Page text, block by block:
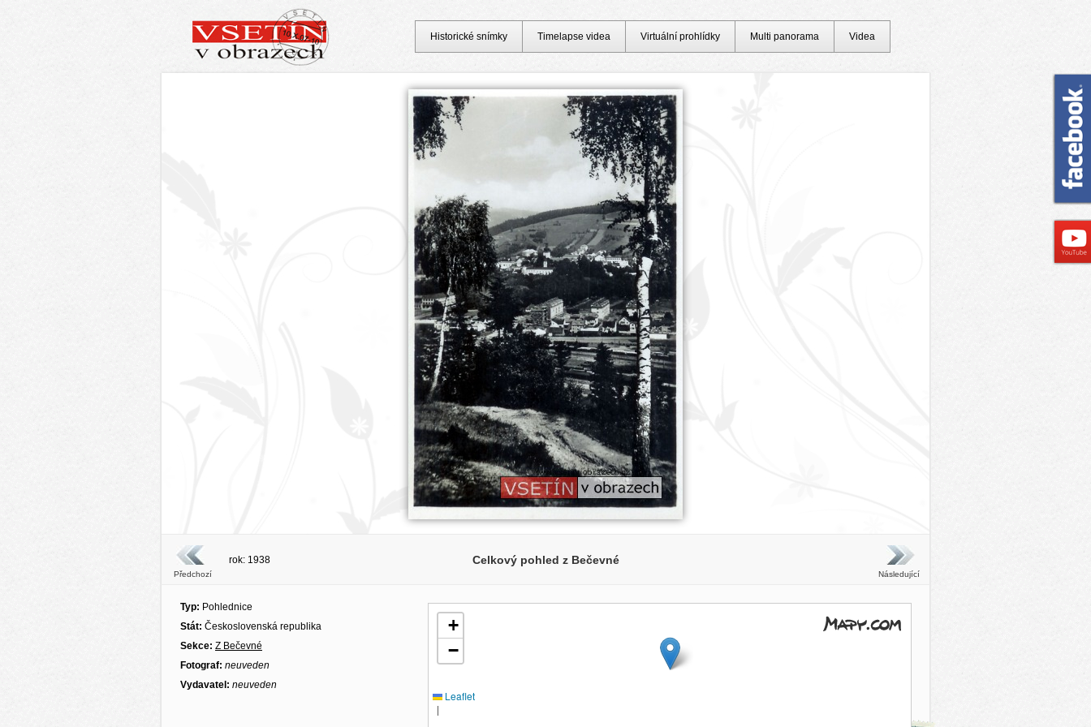
Předchozí
rok: 1938 Celkový pohled z Bečevné
Následující
Typ: Pohlednice
Stát: Československá republika
Sekce: Z Bečevné
Fotograf: neuveden
Vydavatel: neuveden
+
−
Leaflet
|
Historické snímky Timelapse videa Virtuální prohlídky Multi panorama Videa